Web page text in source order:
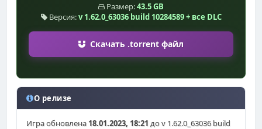
Размер:43.5 GB
Версия:v 1.62.0_63036 build 10284589 + все DLC
Скачать .torrent файл
О релизе
Игра обновлена 18.01.2023, 18:21 до v 1.62.0_63036 build